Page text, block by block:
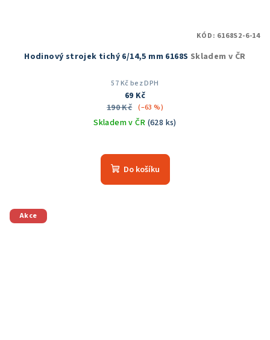
Hodinový strojek tichý 6/14,5 mm 6168S Skladem v ČR
57 Kč bez DPH
69 Kč
190 Kč (–63 %)
Skladem v ČR (628 ks)
hodnocení
produktu
Do košíku
KÓD: 6168S2-6-14
Akce